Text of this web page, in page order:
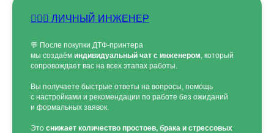
👷🏻‍♂️ ЛИЧНЫЙ ИНЖЕНЕР
💬 После покупки ДТФ-принтера
мы создаём индивидуальный чат с инженером , который
сопровождает вас на всех этапах работы.
Вы получаете быстрые ответы на вопросы, помощь
с настройками и рекомендации по работе без ожиданий
и формальных заявок.
Это снижает количество простоев, брака и стрессовых